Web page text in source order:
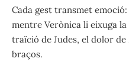
Cada gest transmet
mentre Verònica li eixuga
traïció de Judes, el dolor
braços.